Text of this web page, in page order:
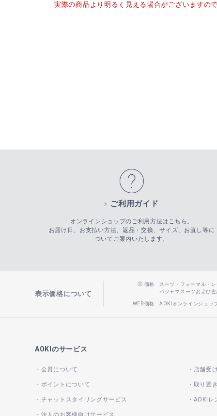
実際の商品より明るく見える場合がございますの
ご利用ガイド
オンラインショップのご利用方法はこちら。
お届け日、お支払い方法、返品・交換、サイズ、お直し等に
ついてご案内いたします。
表示価格について
価格
スーツ・フォーマル・
パジャマスーツおよび
WEB価格 AOKIオンラインショッ
AOKIのサービス
会員について
ポイントについて
チャットスタイリングサービス
店舗受
取り置
AOKIレ
法人のお客様向けサービス